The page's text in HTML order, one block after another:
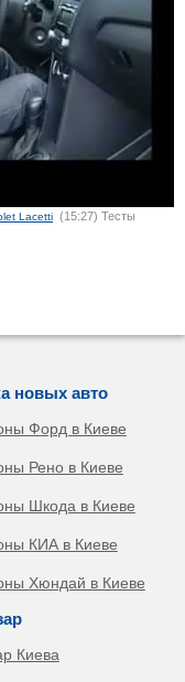
Lacetti (15:27) Тесты
новых авто
Форд в Киеве
Рено в Киеве
Шкода в Киеве
КИА в Киеве
Хюндай в Киеве
Киева